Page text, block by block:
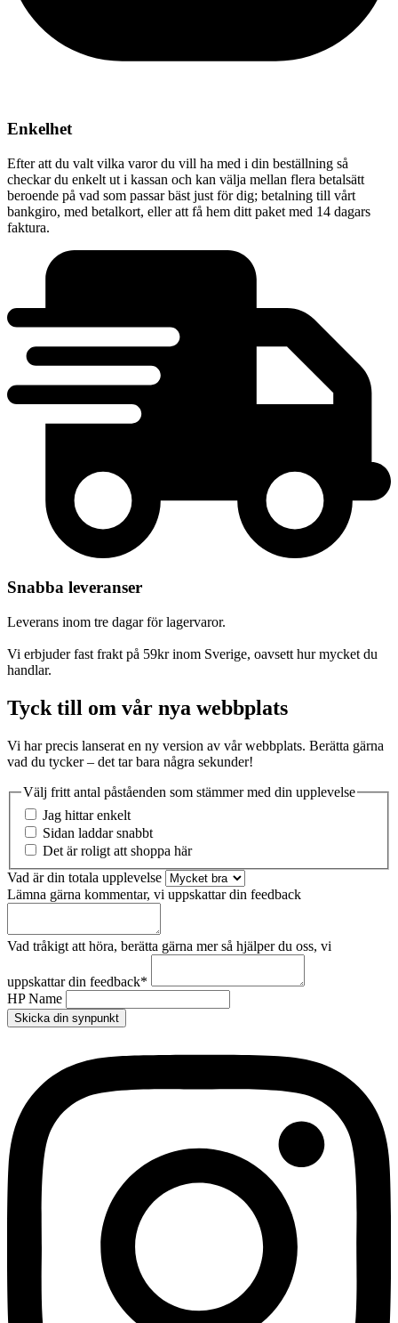
Enkelhet
Efter att du valt vilka varor du vill ha med i din beställning så
checkar du enkelt ut i kassan och kan välja mellan flera betalsätt
beroende på vad som passar bäst just för dig; betalning till vårt
bankgiro, med betalkort, eller att få hem ditt paket med 14 dagars
faktura.
Snabba leveranser
Leverans inom tre dagar för lagervaror.
Vi erbjuder fast frakt på 59kr inom Sverige, oavsett hur mycket du
handlar.
Tyck till om vår nya webbplats
Vi har precis lanserat en ny version av vår webbplats. Berätta gärna
vad du tycker – det tar bara några sekunder!
Välj fritt antal påståenden som stämmer med din upplevelse
Jag hittar enkelt
Sidan laddar snabbt
Det är roligt att shoppa här
Vad är din totala upplevelse
Lämna gärna kommentar, vi uppskattar din feedback
Vad tråkigt att höra, berätta gärna mer så hjälper du oss, vi
uppskattar din feedback*
HP Name
Skicka din synpunkt